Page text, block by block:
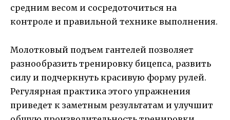
средним весом и сосредоточиться на
контроле и правильной технике выполнения.
Молотковый подъем гантелей позволяет
разнообразить тренировку бицепса, развить
силу и подчеркнуть красивую форму рулей.
Регулярная практика этого упражнения
приведет к заметным результатам и улучшит